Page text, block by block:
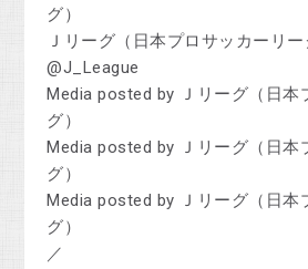
グ）
Ｊリーグ（日本プロサッカーリー
@J_League
Media posted by Ｊリーグ（日本
グ）
Media posted by Ｊリーグ（日本
グ）
Media posted by Ｊリーグ（日本
グ）
／